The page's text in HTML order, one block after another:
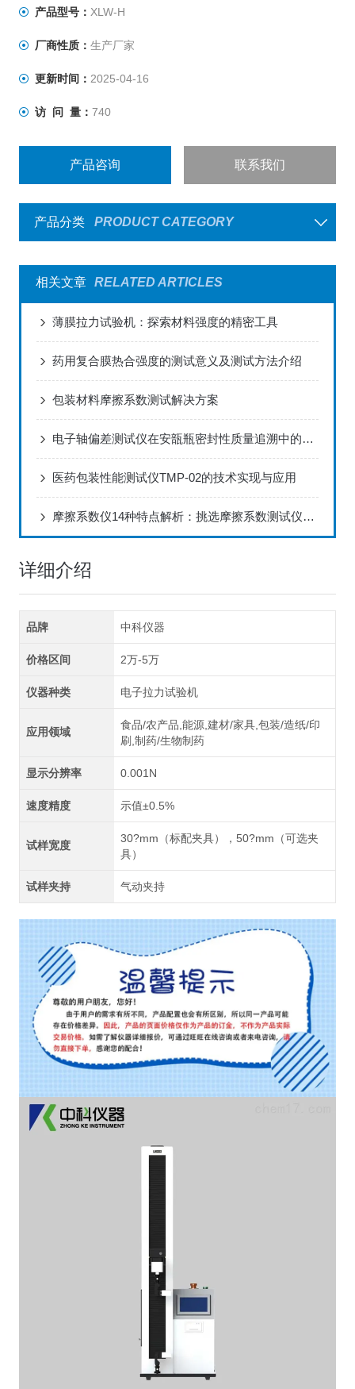
能测试。其卓yue的性能和丰富的功能，使得XLW-H成为
产品型号： XLW-H
厂商性质： 生产厂家
更新时间： 2025-04-16
访 问 量： 740
产品咨询 联系我们
产品分类 PRODUCT CATEGORY
相关文章 RELATED ARTICLES
薄膜拉力试验机：探索材料强度的精密工具
药用复合膜热合强度的测试意义及测试方法介绍
包装材料摩擦系数测试解决方案
电子轴偏差测试仪在安瓿瓶密封性质量追溯中的具体应用
医药包装性能测试仪TMP-02的技术实现与应用
摩擦系数仪14种特点解析：挑选摩擦系数测试仪指南！
详细介绍
品牌 中科仪器
价格区间 2万-5万
仪器种类 电子拉力试验机
应用领域
食品/农产品,能源,建材/家具,包装/造纸/印
刷,制药/生物制药
显示分辨率 0.001N
速度精度 示值±0.5%
试样宽度
30?mm（标配夹具），50?mm（可选夹
具）
试样夹持 气动夹持